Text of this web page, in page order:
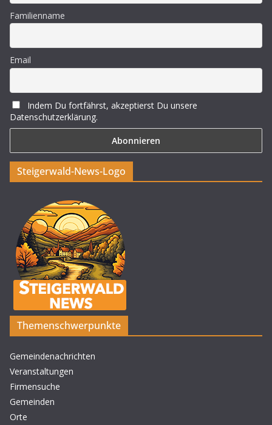
Familienname
Email
Indem Du fortfährst, akzeptierst Du unsere
Datenschutzerklärung.
Steigerwald-News-Logo
Themenschwerpunkte
Gemeindenachrichten
Veranstaltungen
Firmensuche
Gemeinden
Orte